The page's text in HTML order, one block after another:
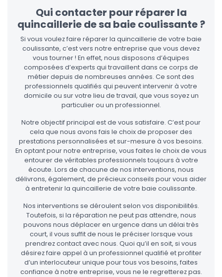
Qui contacter pour réparer la
quincaillerie de sa baie coulissante ?
Si vous voulez faire réparer la quincaillerie de votre baie
coulissante, c’est vers notre entreprise que vous devez
vous tourner ! En effet, nous disposons d’équipes
composées d’experts qui travaillent dans ce corps de
métier depuis de nombreuses années. Ce sont des
professionnels qualifiés qui peuvent intervenir à votre
domicile ou sur votre lieu de travail, que vous soyez un
particulier ou un professionnel.
Notre objectif principal est de vous satisfaire. C’est pour
cela que nous avons fais le choix de proposer des
prestations personnalisées et sur-mesure à vos besoins.
En optant pour notre entreprise, vous faites le choix de vous
entourer de véritables professionnels toujours à votre
écoute. Lors de chacune de nos interventions, nous
délivrons, également, de précieux conseils pour vous aider
à entretenir la quincaillerie de votre baie coulissante.
Nos interventions se déroulent selon vos disponibilités.
Toutefois, si la réparation ne peut pas attendre, nous
pouvons nous déplacer en urgence dans un délai très
court, il vous suffit de nous le préciser lorsque vous
prendrez contact avec nous. Quoi qu’il en soit, si vous
désirez faire appel à un professionnel qualifié et profiter
d’un interlocuteur unique pour tous vos besoins, faites
confiance à notre entreprise, vous ne le regretterez pas.